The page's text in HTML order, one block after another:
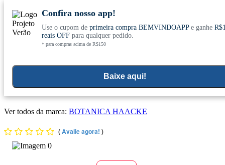
Conheça nosso site novo! E comemore com 0
Confira nosso app!
Use o cupom de primeira compra BEMVINDOAPPe ganhe
reais OFFpara qualquer pedido.
* para compras acima de R$150
Baixe aqui!
Kit 3x Silimarina Composta (Cardo Mariano, Dente de Leão e
Ver todos da marca: BOTANICA HAACKE
(Avalie agora! )